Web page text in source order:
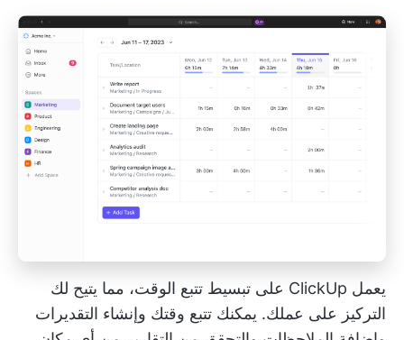
يعمل ClickUp على تبسيط تتبع الوقت، مما يتيح لك
التركيز على عملك. يمكنك تتبع وقتك وإنشاء التقديرات